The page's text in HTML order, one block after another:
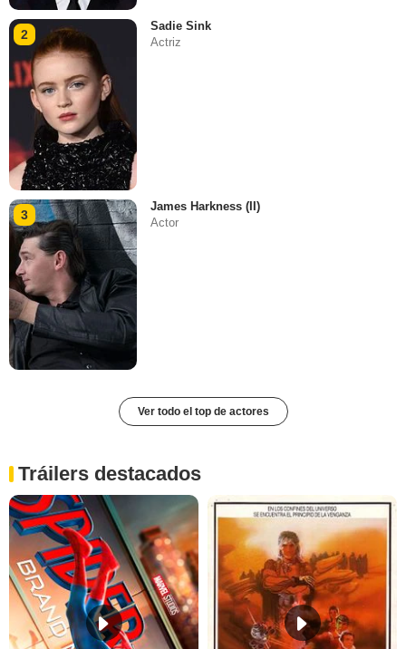
2
Sadie Sink
Actriz
3
James Harkness (II)
Actor
Ver todo el top de actores
Tráilers destacados